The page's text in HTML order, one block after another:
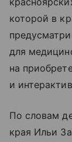
которой в
для
на
и
По словам
края Ильи